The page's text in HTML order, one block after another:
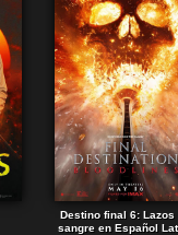
Destino final 6: Lazos
sangre en Español